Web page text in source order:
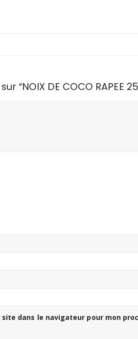
DE COCO RAPEE
dans le navigateur pour mon